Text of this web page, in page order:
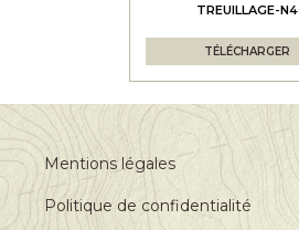
TREUILLAGE-N4
TÉLÉCHARGER
Mentions légales
Politique de confidentialité